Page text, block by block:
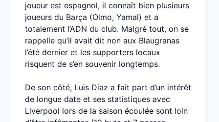
joueur est espagnol, il connaît bien plusieurs
joueurs du Barça (Olmo, Yamal) et a
totalement l’ADN du club. Malgré tout, on se
rappelle qu’il avait dit non aux Blaugranas
l’été dernier et les supporters locaux
risquent de s’en souvenir longtemps.
De son côté, Luis Diaz a fait part d’un intérêt
de longue date et ses statistiques avec
Liverpool lors de la saison écoulée sont loin